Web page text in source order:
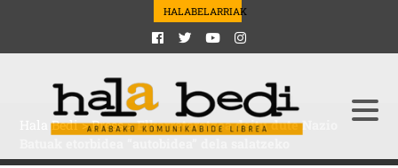
HALABELARRIAK
Hala Bedi>Press>Elkarretaratzea deitu dute Nazio